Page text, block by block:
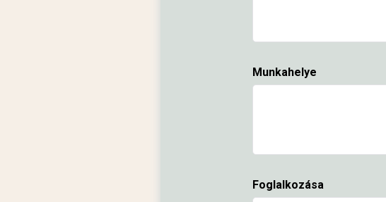
Munkahelye
Foglalkozása